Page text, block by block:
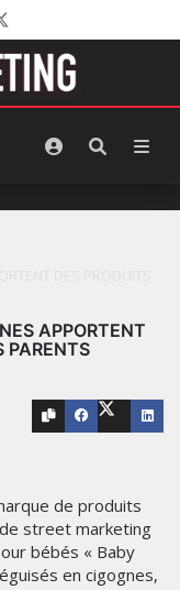
APPORTENT
PARENTS
de produits
street marketing
bébés « Baby
en cigognes,